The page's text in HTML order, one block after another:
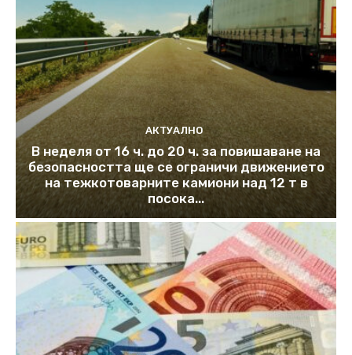
АКТУАЛНО
В неделя от 16 ч. до 20 ч. за повишаване на
безопасността ще се ограничи движението
на тежкотоварните камиони над 12 т в
посока...